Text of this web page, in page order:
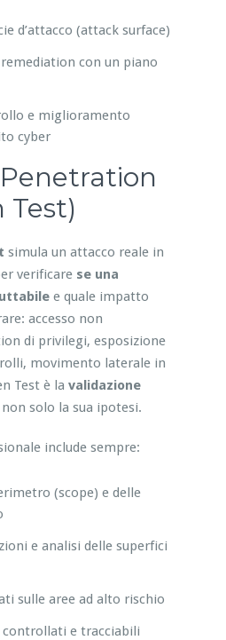
d’attacco (attack surface)
con un piano
e miglioramento
cyber
Penetration
Test)
simula un attacco reale in
verificare se una
e quale impatto
accesso non
di privilegi, esposizione
movimento laterale in
Test è la validazione
solo la sua ipotesi.
include sempre:
(scope) e delle
e analisi delle superfici
sulle aree ad alto rischio
e tracciabili